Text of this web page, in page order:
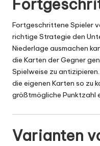
Fortgeschrittene Spieler
richtige Strategie den
Niederlage ausmachen
die Karten der Gegner
Spielweise zu
die eigenen Karten so zu
größtmögliche Punktzahl
Varianten